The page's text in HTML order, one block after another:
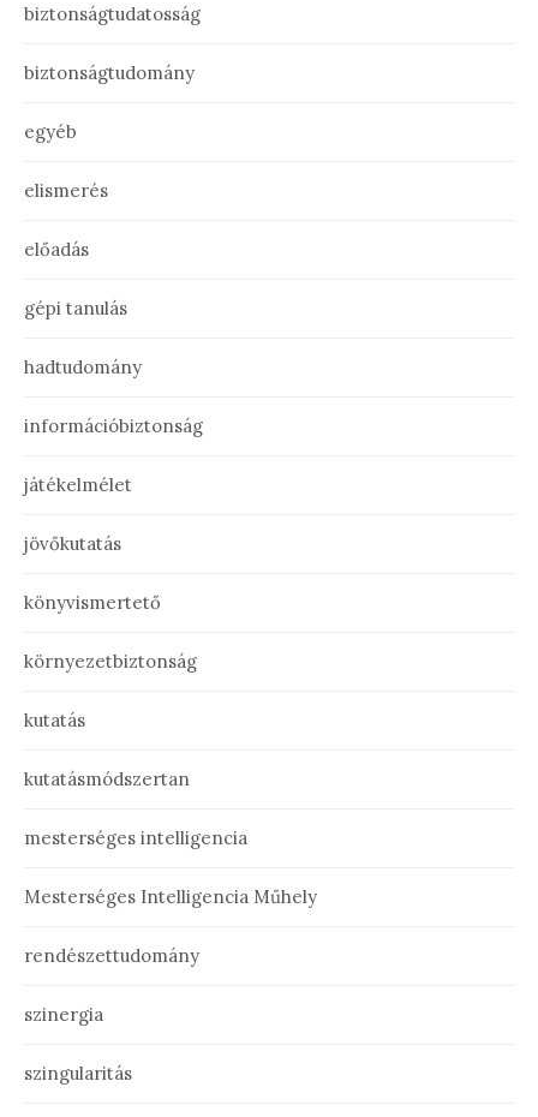
biztonságtudatosság
biztonságtudomány
egyéb
elismerés
előadás
gépi tanulás
hadtudomány
információbiztonság
játékelmélet
jövőkutatás
könyvismertető
környezetbiztonság
kutatás
kutatásmódszertan
mesterséges intelligencia
Mesterséges Intelligencia Műhely
rendészettudomány
szinergia
szingularitás